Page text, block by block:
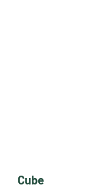
Cube